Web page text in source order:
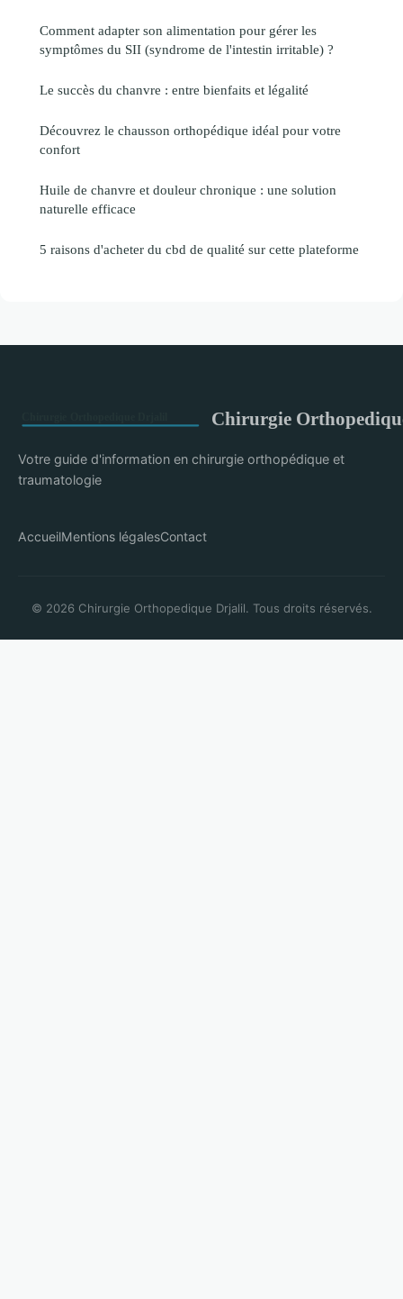
Comment adapter son alimentation pour gérer les
symptômes du SII (syndrome de l'intestin irritable) ?
Le succès du chanvre : entre bienfaits et légalité
Découvrez le chausson orthopédique idéal pour votre
confort
Huile de chanvre et douleur chronique : une solution
naturelle efficace
5 raisons d'acheter du cbd de qualité sur cette plateforme
Chirurgie
Votre guide d'information en chirurgie orthopédique et
traumatologie
AccueilMentions légalesContact
© 2026 Chirurgie Orthopedique Drjalil. Tous droits réservés.